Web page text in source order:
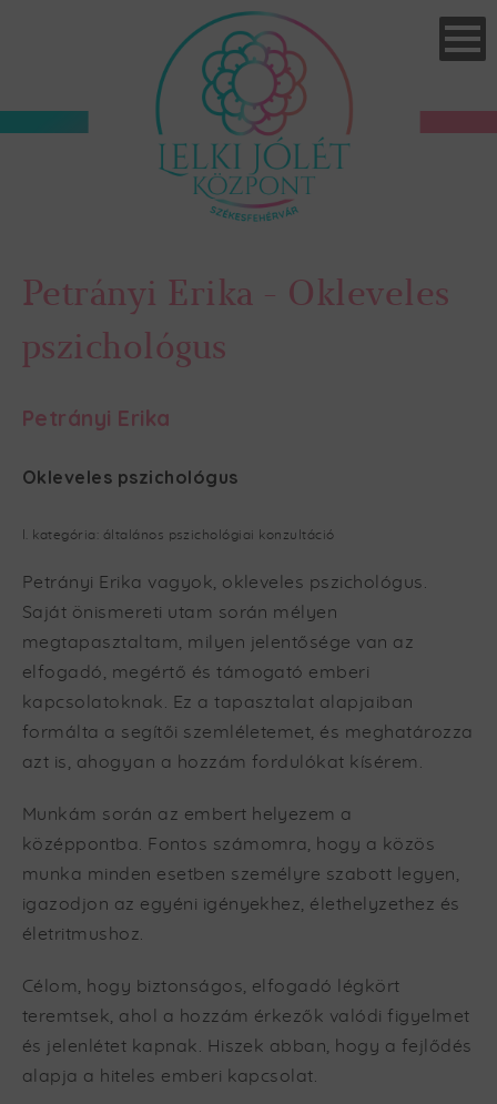
Petrányi Erika - Okleveles
pszichológus
Petrányi Erika
Okleveles pszichológus
I. kategória: általános pszichológiai konzultáció
Petrányi Erika vagyok, okleveles pszichológus.
Saját önismereti utam során mélyen
megtapasztaltam, milyen jelentősége van az
elfogadó, megértő és támogató emberi
kapcsolatoknak. Ez a tapasztalat alapjaiban
formálta a segítői szemléletemet, és meghatározza
azt is, ahogyan a hozzám fordulókat kísérem.
Munkám során az embert helyezem a
középpontba. Fontos számomra, hogy a közös
munka minden esetben személyre szabott legyen,
igazodjon az egyéni igényekhez, élethelyzethez és
életritmushoz.
Célom, hogy biztonságos, elfogadó légkört
teremtsek, ahol a hozzám érkezők valódi figyelmet
és jelenlétet kapnak. Hiszek abban, hogy a fejlődés
alapja a hiteles emberi kapcsolat.